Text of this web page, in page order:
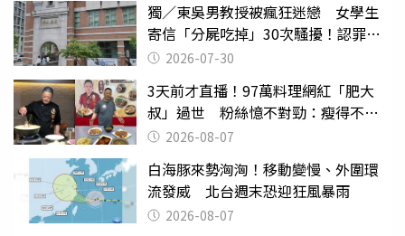
獨／東吳男教授被瘋狂迷戀 女學生
寄信「分屍吃掉」30次騷擾！認罪免
關 2026-07-30
3天前才直播！97萬料理網紅「肥大
叔」過世 粉絲憶不對勁：瘦得不合
理 2026-08-07
白海豚來勢洶洶！移動變慢、外圍環
流發威 北台週末恐迎狂風暴雨
2026-08-07